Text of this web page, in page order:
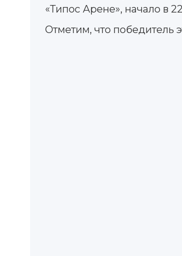
«Типос Арене», начало в
Отметим, что победитель